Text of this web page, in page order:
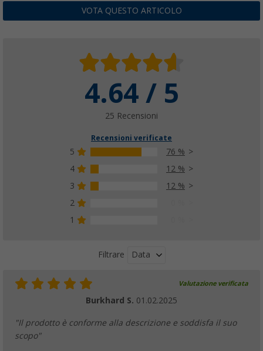
10,99€
Portafusibile Dometic Büttner FS-6
16,99€
VOTA QUESTO ARTICOLO
4.64 / 5
25 Recensioni
Recensioni verificate
5
76 %
4
12 %
3
12 %
2
1
Filtrare Data
Valutazione verificata
Burkhard S. 01.02.2025
"Il prodotto è conforme alla descrizione e soddisfa il suo
scopo"